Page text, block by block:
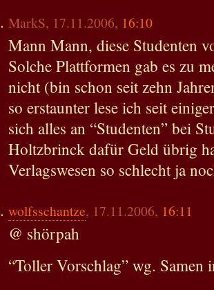
MarkS, 17.11.2006, 16:10
Mann Mann, diese Studenten
Solche Plattformen gab es zu
nicht (bin schon seit zehn
so erstaunter lese ich seit
sich alles an “Studenten” bei
Holtzbrinck dafür Geld übrig
Verlagswesen so schlecht ja
wolfsschantze, 17.11.2006, 16:11
@ shörpah
“Toller Vorschlag” wg. Samen